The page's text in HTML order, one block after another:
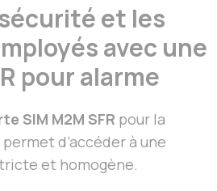
et les
avec une
pour alarme
SIM M2M SFR pour la
d’accéder à une
et homogène.